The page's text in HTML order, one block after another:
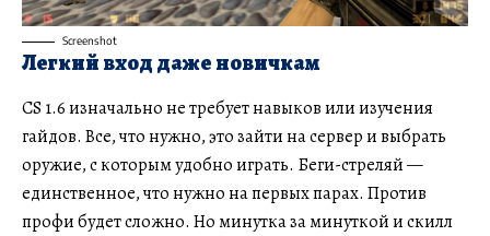
Screenshot
Легкий вход даже новичкам
CS 1.6 изначально не требует навыков или изучения
гайдов. Все, что нужно, это зайти на сервер и выбрать
оружие, с которым удобно играть. Беги-стреляй —
единственное, что нужно на первых парах. Против
профи будет сложно. Но минутка за минуткой и скилл